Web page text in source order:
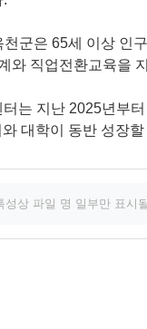
군은 65세 이상
와 직업전환교육을
는 지난 2025년부
대학이 동반 성장
성상 파일 명 일부만 표시